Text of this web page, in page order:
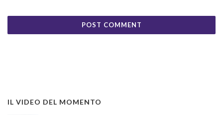
IL VIDEO DEL MOMENTO